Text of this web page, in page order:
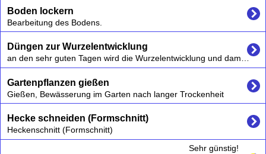
Boden lockern
Bearbeitung des Bodens.
Düngen zur Wurzelentwicklung
an den sehr guten Tagen wird die Wurzelentwicklung und damit auch das Wurzelgemüse zusätzlich gefördert
Gartenpflanzen gießen
Gießen, Bewässerung im Garten nach langer Trockenheit
Hecke schneiden (Formschnitt)
Heckenschnitt (Formschnitt)
Sehr günstig!